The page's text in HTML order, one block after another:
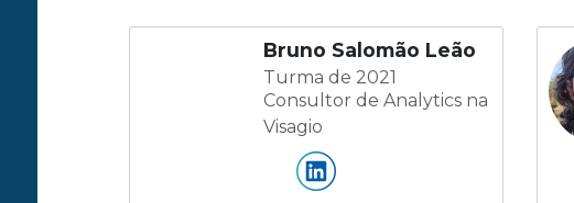
Bruno Salomão Leão
Turma de 2021
Consultor de Analytics na
Visagio